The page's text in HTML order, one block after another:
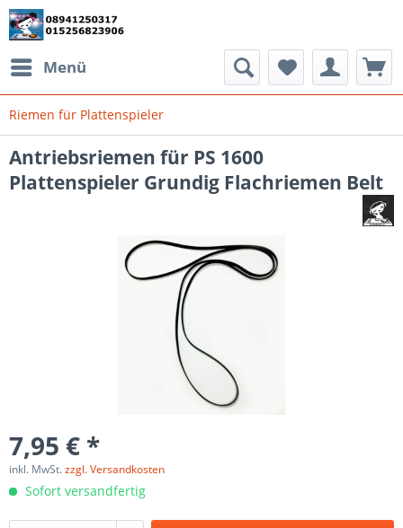
Menü
Riemen für Plattenspieler
Antriebsriemen für PS 1600
Plattenspieler Grundig Flachriemen Belt
7,95 € *
inkl. MwSt.zzgl. Versandkosten
Sofort versandfertig